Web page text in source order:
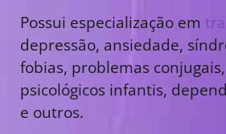
Possui especialização em
depressão, ansiedade,
fobias, problemas
psicológicos infantis,
e outros.